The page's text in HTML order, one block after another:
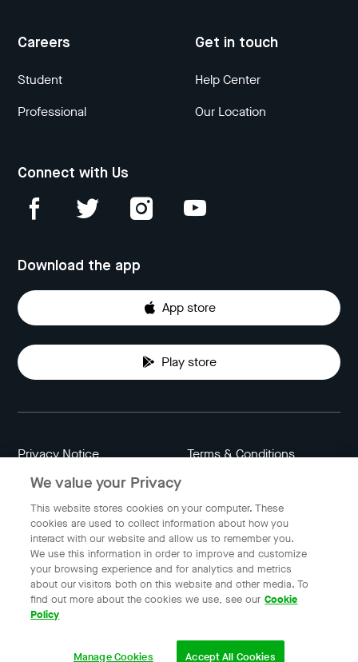
Careers
Student
Professional
Get in touch
Help Center
Our Location
Connect with Us
Download the app
App store
Play store
Privacy Notice Terms & Conditions
Data Attribution
Indonesia
© 2023 Gojek | Gojek is a trademark of PT GoTo Gojek
Tokopedia Tbk. Registered in the Directorate General of
Intellectual Property of the Republic of Indonesia.
We value your Privacy
This website stores cookies on your computer. These
cookies are used to collect information about how you
interact with our website and allow us to remember you.
We use this information in order to improve and customize
your browsing experience and for analytics and metrics
about our visitors both on this website and other media. To
find out more about the cookies we use, see our Cookie
Policy
Manage Cookies Accept All Cookies